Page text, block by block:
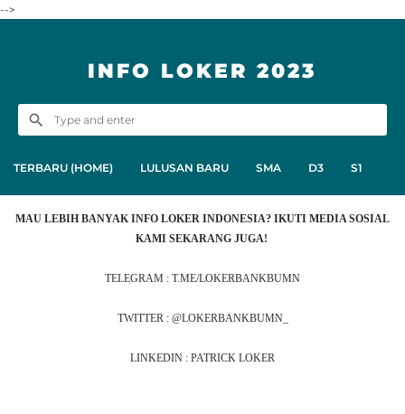
-->
INFO LOKER 2023
TERBARU (HOME) LULUSAN BARU SMA D3 S1
MAU LEBIH BANYAK INFO LOKER INDONESIA? IKUTI MEDIA SOSIAL
KAMI SEKARANG JUGA!
TELEGRAM : T.ME/LOKERBANKBUMN
TWITTER : @LOKERBANKBUMN_
LINKEDIN : PATRICK LOKER